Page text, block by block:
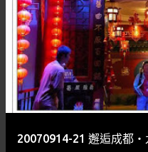
20070914-21 邂逅成都‧